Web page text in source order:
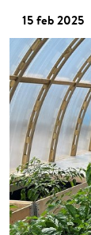
15 feb 2025